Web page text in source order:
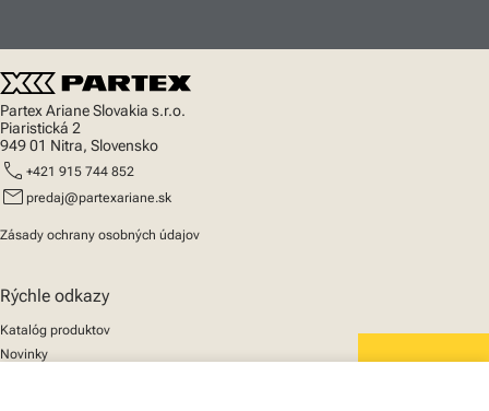
Partex Ariane Slovakia s.r.o.
Piaristická 2
949 01 Nitra, Slovensko
call +421 915 744 852
mail predaj@partexariane.sk
Zásady ochrany osobných údajov
Rýchle odkazy
Katalóg produktov
Novinky